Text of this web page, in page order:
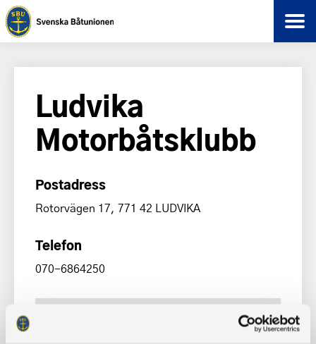
Ludvika
Motorbåtsklubb
Postadress
Rotorvägen 17, 771 42 LUDVIKA
Telefon
070-6864250